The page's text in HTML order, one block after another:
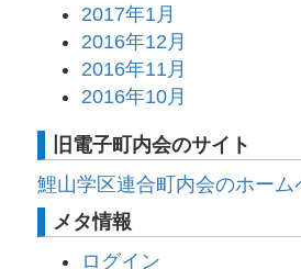
2017年1月
2016年12月
2016年11月
2016年10月
旧電子町内会のサイト
鯉山学区連合町内会のホーム
メタ情報
ログイン